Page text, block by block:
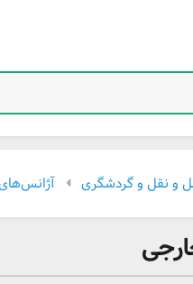
و نقل و گردشگری